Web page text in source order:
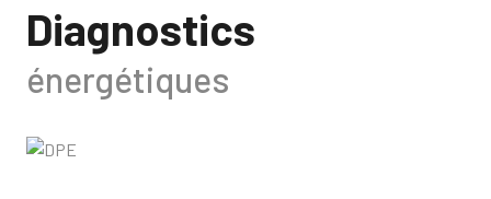
Diagnostics
énergétiques